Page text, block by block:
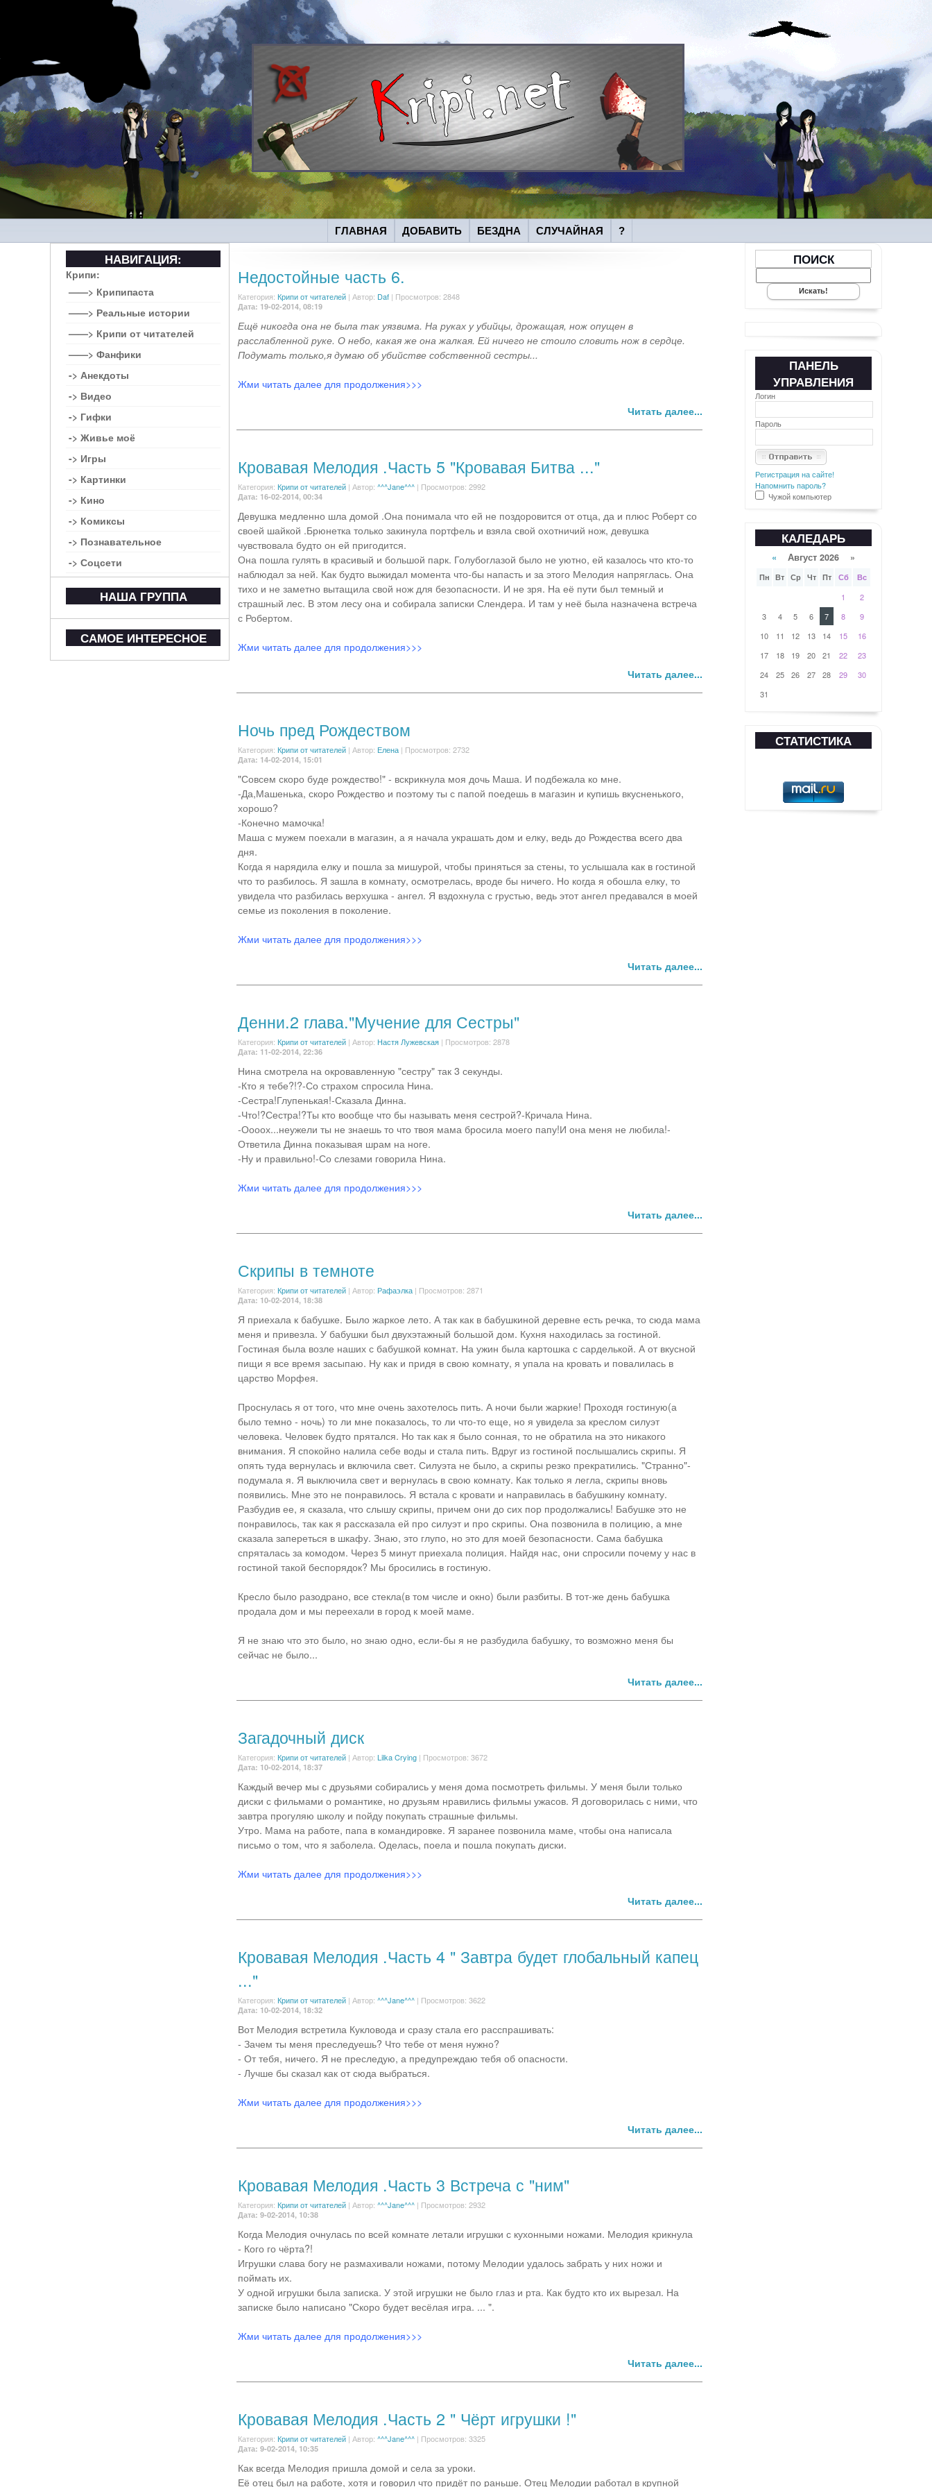
ГЛАВНАЯ ДОБАВИТЬ БЕЗДНА СЛУЧАЙНАЯ ?
Недостойные часть 6.
Категория: Крипи от читателей| Автор: Daf| Просмотров: 2848
Дата: 19-02-2014, 08:19
Ещё никогда она не была так уязвима. На руках у убийцы, дрожащая, нож опущен в
расслабленной руке. О небо, какая же она жалкая. Ей ничего не стоило словить нож в сердце.
Подумать только,я думаю об убийстве собственной сестры...
Жми читать далее для продолжения>>>
Читать далее...
Кровавая Мелодия .Часть 5 "Кровавая Битва ..."
Категория: Крипи от читателей| Автор: ^^^Jane^^^| Просмотров: 2992
Дата: 16-02-2014, 00:34
Девушка медленно шла домой .Она понимала что ей не поздоровится от отца, да и плюс Роберт со
своей шайкой .Брюнетка только закинула портфель и взяла свой охотничий нож, девушка
чувствовала будто он ей пригодится.
Она пошла гулять в красивый и большой парк. Голубоглазой было не уютно, ей казалось что кто-то
наблюдал за ней. Как будто выжидал момента что-бы напасть и за этого Мелодия напряглась. Она
тихо и не заметно вытащила свой нож для безопасности. И не зря. На её пути был темный и
страшный лес. В этом лесу она и собирала записки Слендера. И там у неё была назначена встреча
с Робертом.
Жми читать далее для продолжения>>>
Читать далее...
Ночь пред Рождеством
Категория: Крипи от читателей| Автор: Елена| Просмотров: 2732
Дата: 14-02-2014, 15:01
"Совсем скоро буде рождество!" - вскрикнула моя дочь Маша. И подбежала ко мне.
-Да,Машенька, скоро Рождество и поэтому ты с папой поедешь в магазин и купишь вкусненького,
хорошо?
-Конечно мамочка!
Маша с мужем поехали в магазин, а я начала украшать дом и елку, ведь до Рождества всего два
дня.
Когда я нарядила елку и пошла за мишурой, чтобы приняться за стены, то услышала как в гостиной
что то разбилось. Я зашла в комнату, осмотрелась, вроде бы ничего. Но когда я обошла елку, то
увидела что разбилась верхушка - ангел. Я вздохнула с грустью, ведь этот ангел предавался в моей
семье из поколения в поколение.
Жми читать далее для продолжения>>>
Читать далее...
Денни.2 глава."Мучение для Сестры"
Категория: Крипи от читателей| Автор: Настя Лужевская| Просмотров: 2878
Дата: 11-02-2014, 22:36
Нина смотрела на окровавленную "сестру" так 3 секунды.
-Кто я тебе?!?-Со страхом спросила Нина.
-Сестра!Глупенькая!-Сказала Динна.
-Что!?Сестра!?Ты кто вообще что бы называть меня сестрой?-Кричала Нина.
-Оооох...неужели ты не знаешь то что твоя мама бросила моего папу!И она меня не любила!-
Ответила Динна показывая шрам на ноге.
-Ну и правильно!-Со слезами говорила Нина.
Жми читать далее для продолжения>>>
Читать далее...
Скрипы в темноте
Категория: Крипи от читателей| Автор: Рафаэлка| Просмотров: 2871
Дата: 10-02-2014, 18:38
Я приехала к бабушке. Было жаркое лето. А так как в бабушкиной деревне есть речка, то сюда мама
меня и привезла. У бабушки был двухэтажный большой дом. Кухня находилась за гостиной.
Гостиная была возле наших с бабушкой комнат. На ужин была картошка с сарделькой. А от вкусной
пищи я все время засыпаю. Ну как и придя в свою комнату, я упала на кровать и повалилась в
царство Морфея.
Проснулась я от того, что мне очень захотелось пить. А ночи были жаркие! Проходя гостиную(а
было темно - ночь) то ли мне показалось, то ли что-то еще, но я увидела за креслом силуэт
человека. Человек будто прятался. Но так как я было сонная, то не обратила на это никакого
внимания. Я спокойно налила себе воды и стала пить. Вдруг из гостиной послышались скрипы. Я
опять туда вернулась и включила свет. Силуэта не было, а скрипы резко прекратились. "Странно"-
подумала я. Я выключила свет и вернулась в свою комнату. Как только я легла, скрипы вновь
появились. Мне это не понравилось. Я встала с кровати и направилась в бабушкину комнату.
Разбудив ее, я сказала, что слышу скрипы, причем они до сих пор продолжались! Бабушке это не
понравилось, так как я рассказала ей про силуэт и про скрипы. Она позвонила в полицию, а мне
сказала запереться в шкафу. Знаю, это глупо, но это для моей безопасности. Сама бабушка
спряталась за комодом. Через 5 минут приехала полиция. Найдя нас, они спросили почему у нас в
гостиной такой беспорядок? Мы бросились в гостиную.
Кресло было разодрано, все стекла(в том числе и окно) были разбиты. В тот-же день бабушка
продала дом и мы переехали в город к моей маме.
Я не знаю что это было, но знаю одно, если-бы я не разбудила бабушку, то возможно меня бы
сейчас не было...
Читать далее...
Загадочный диск
Категория: Крипи от читателей| Автор: Lilka Crying| Просмотров: 3672
Дата: 10-02-2014, 18:37
Каждый вечер мы с друзьями собирались у меня дома посмотреть фильмы. У меня были только
диски с фильмами о романтике, но друзьям нравились фильмы ужасов. Я договорилась с ними, что
завтра прогуляю школу и пойду покупать страшные фильмы.
Утро. Мама на работе, папа в командировке. Я заранее позвонила маме, чтобы она написала
письмо о том, что я заболела. Оделась, поела и пошла покупать диски.
Жми читать далее для продолжения>>>
Читать далее...
Кровавая Мелодия .Часть 4 " Завтра будет глобальный капец
..."
Категория: Крипи от читателей| Автор: ^^^Jane^^^| Просмотров: 3622
Дата: 10-02-2014, 18:32
Вот Мелодия встретила Кукловода и сразу стала его расспрашивать:
- Зачем ты меня преследуешь? Что тебе от меня нужно?
- От тебя, ничего. Я не преследую, а предупреждаю тебя об опасности.
- Лучше бы сказал как от сюда выбраться.
Жми читать далее для продолжения>>>
Читать далее...
Кровавая Мелодия .Часть 3 Встреча с "ним"
Категория: Крипи от читателей| Автор: ^^^Jane^^^| Просмотров: 2932
Дата: 9-02-2014, 10:38
Когда Мелодия очнулась по всей комнате летали игрушки с кухонными ножами. Мелодия крикнула
- Кого го чёрта?!
Игрушки слава богу не размахивали ножами, потому Мелодии удалось забрать у них ножи и
поймать их.
У одной игрушки была записка. У этой игрушки не было глаз и рта. Как будто кто их вырезал. На
записке было написано "Скоро будет весёлая игра. ... ".
Жми читать далее для продолжения>>>
Читать далее...
Кровавая Мелодия .Часть 2 " Чёрт игрушки !"
Категория: Крипи от читателей| Автор: ^^^Jane^^^| Просмотров: 3325
Дата: 9-02-2014, 10:35
Как всегда Мелодия пришла домой и села за уроки.
Её отец был на работе, хотя и говорил что придёт по раньше. Отец Мелодии работал в крупной
НАВИГАЦИЯ:
Крипи:
——> Крипипаста
——> Реальные истории
——> Крипи от читателей
——> Фанфики
-> Анекдоты
-> Видео
-> Гифки
-> Живье моё
-> Игры
-> Картинки
-> Кино
-> Комиксы
-> Познавательное
-> Соцсети
НАША ГРУППА
САМОЕ ИНТЕРЕСНОЕ
ПОИСК
ПАНЕЛЬ
УПРАВЛЕНИЯ
Логин
Пароль
Регистрация на сайте!
Напомнить пароль?
Чужой компьютер
КАЛЕДАРЬ
« Август 2026 »
Пн Вт Ср Чт Пт Сб Вс
1
2
3
4 5 6 7 8
9
10
11 12 13 14 15
16
17
18 19 20 21 22
23
24
25 26 27 28 29
30
31
СТАТИСТИКА